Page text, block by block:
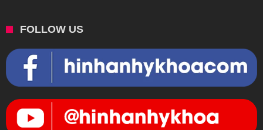
FOLLOW US